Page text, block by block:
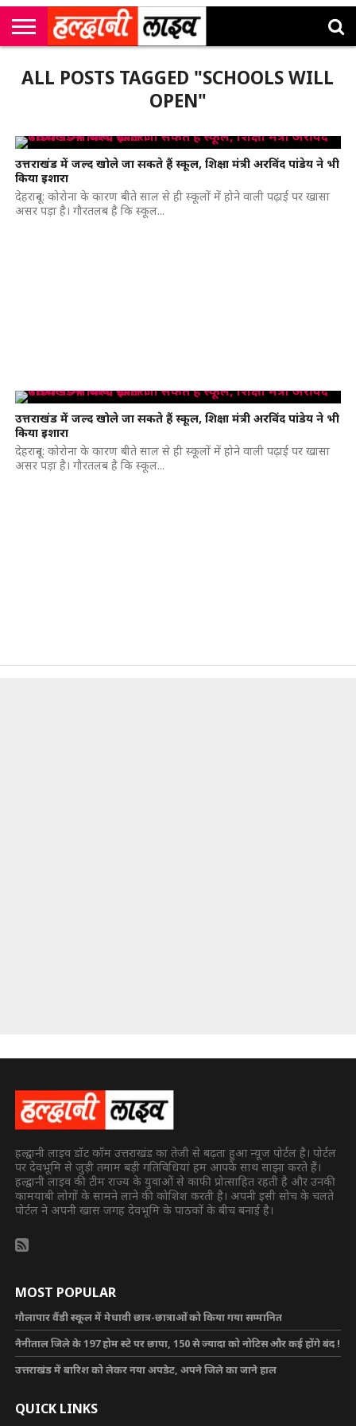
सी
एम
कॉर्नर
उत्तराखंड
न्यूज़
खेल
मनोरंजन
सम्पादकीय
जॉब
अलर्ट्स
ALL POSTS TAGGED "SCHOOLS WILL
OPEN"
उत्तराखंड में जल्द खोले जा सकते हैं स्कूल, शिक्षा मंत्री अरविंद पांडेय ने भी
किया इशारा
देहरादून: कोरोना के कारण बीते साल से ही स्कूलों में होने वाली पढ़ाई पर खासा
असर पड़ा है। गौरतलब है कि स्कूल...
उत्तराखंड में जल्द खोले जा सकते हैं स्कूल, शिक्षा मंत्री अरविंद पांडेय ने भी
किया इशारा
देहरादून: कोरोना के कारण बीते साल से ही स्कूलों में होने वाली पढ़ाई पर खासा
असर पड़ा है। गौरतलब है कि स्कूल...
हल्द्वानी लाइव डॉट कॉम उत्तराखंड का तेजी से बढ़ता हुआ न्यूज पोर्टल है। पोर्टल
पर देवभूमि से जुड़ी तमाम बड़ी गतिविधियां हम आपके साथ साझा करते हैं।
हल्द्वानी लाइव की टीम राज्य के युवाओं से काफी प्रोत्साहित रहती है और उनकी
कामयाबी लोगों के सामने लाने की कोशिश करती है। अपनी इसी सोच के चलते
पोर्टल ने अपनी खास जगह देवभूमि के पाठकों के बीच बनाई है।
MOST POPULAR
गौलापार वैंडी स्कूल में मेधावी छात्र-छात्राओं को किया गया सम्मानित
नैनीताल जिले के 197 होम स्टे पर छापा, 150 से ज्यादा को नोटिस और कई होंगे बंद !
उत्तराखंड में बारिश को लेकर नया अपडेट, अपने जिले का जाने हाल
QUICK LINKS